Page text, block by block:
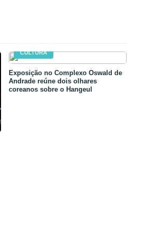
CULTURA
Exposição no Complexo Oswald de
Andrade reúne dois olhares
coreanos sobre o Hangeul